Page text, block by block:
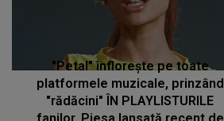
"Petal" înflorește pe toate
platformele muzicale, prinzând
"rădăcini" ÎN PLAYLISTURILE